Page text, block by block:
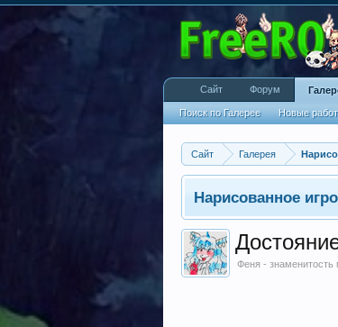
Сайт Галерея
Нарисованное
Феня - знаменитость
Сайт Форум
Поиск по Галерее Новые